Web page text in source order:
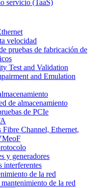
servicio (TaaS)
velocidad
pruebas de fabricación de
Test and Validation
and Emulation
de almacenamiento
de PCIe
Fibre Channel, Ethernet,
y generadores
interferentes
de la red
de la red